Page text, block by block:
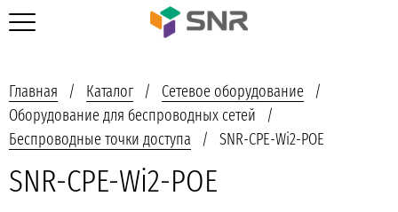
Главная Каталог
Сетевое оборудование
Оборудование для беспроводных сетей
Беспроводные точки доступа
SNR-CPE-Wi2-POE
SNR-CPE-Wi2-POE